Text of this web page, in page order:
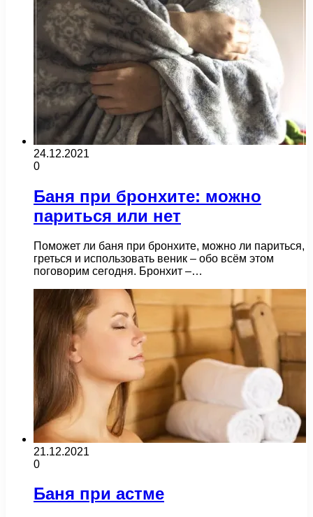
24.12.2021
0
Баня при бронхите: можно
париться или нет
Поможет ли баня при бронхите, можно ли париться,
греться и использовать веник – обо всём этом
поговорим сегодня. Бронхит –…
21.12.2021
0
Баня при астме